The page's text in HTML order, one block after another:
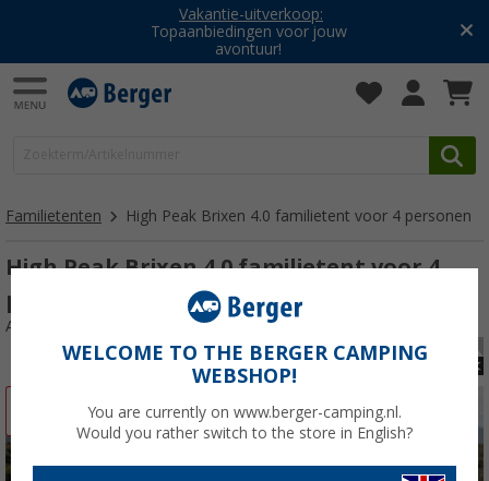
Vakantie-uitverkoop:
Topaanbiedingen voor jouw
avontuur!
Familietenten High Peak Brixen 4.0 familietent voor 4 personen
High Peak Brixen 4.0 familietent voor 4
personen
Artikelnr: 345610
WELCOME TO THE BERGER CAMPING
WEBSHOP!
You are currently on www.berger-camping.nl.
Would you rather switch to the store in English?